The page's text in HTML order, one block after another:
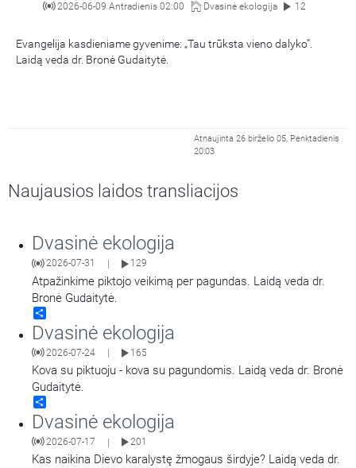
2026-06-09 Antradienis 02:00 Dvasinė ekologija 12
Evangelija kasdieniame gyvenime: „Tau trūksta vieno dalyko“.
Laidą veda dr. Bronė Gudaitytė.
Atnaujinta 26 birželio 05, Penktadienis
20:03
Naujausios laidos transliacijos
Dvasinė ekologija
2026-07-31 129
Atpažinkime piktojo veikimą per pagundas. Laidą veda dr.
Bronė Gudaitytė.
Dvasinė ekologija
2026-07-24 165
Kova su piktuoju - kova su pagundomis. Laidą veda dr. Bronė
Gudaitytė.
Dvasinė ekologija
2026-07-17 | 201
Kas naikina Dievo karalystę žmogaus širdyje? Laidą veda dr.